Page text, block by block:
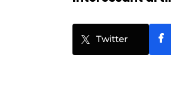
Twitter